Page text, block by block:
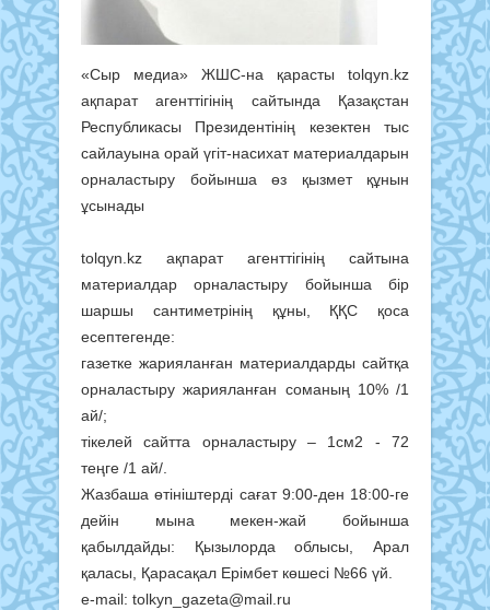
«Сыр медиа» ЖШС-на қарасты tolqyn.kz
ақпарат агенттігінің сайтында Қазақстан
Республикасы Президентінің кезектен тыс
сайлауына орай үгіт-насихат материалдарын
орналастыру бойынша өз қызмет құнын
ұсынады
tolqyn.kz ақпарат агенттігінің сайтына
материалдар орналастыру бойынша бір
шаршы сантиметрінің құны, ҚҚС қоса
есептегенде:
газетке жарияланған материалдарды сайтқа
орналастыру жарияланған соманың 10% /1
ай/;
тікелей сайтта орналастыру – 1см2 - 72
теңге /1 ай/.
Жазбаша өтініштерді сағат 9:00-ден 18:00-ге
дейін мына мекен-жай бойынша
қабылдайды: Қызылорда облысы, Арал
қаласы, Қарасақал Ерімбет көшесі №66 үй.
e-mail: tolkyn_gazeta@mail.ru